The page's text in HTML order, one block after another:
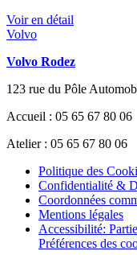
Voir en détail
Volvo
Volvo Rodez
123 rue du Pôle
Accueil : 05 65 67 80 06
Atelier : 05 65 67 80 06
Politique des
Confidentialité &
Coordonnées
Mentions légales
Accessibilité:
Préférences des